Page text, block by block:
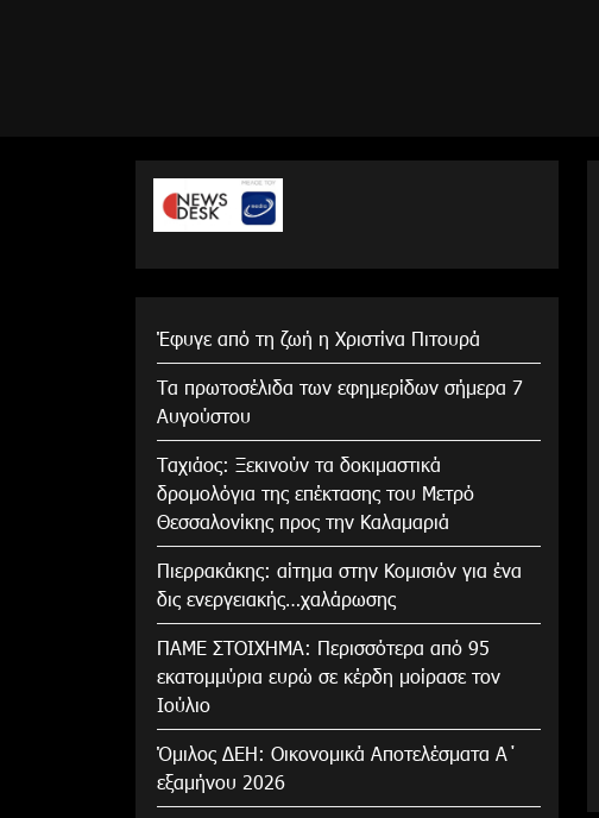
Έφυγε από τη ζωή η Χριστίνα Πιτουρά
Τα πρωτοσέλιδα των εφημερίδων σήμερα 7
Αυγούστου
Tαχιάος: Ξεκινούν τα δοκιμαστικά
δρομολόγια της επέκτασης του Μετρό
Θεσσαλονίκης προς την Καλαμαριά
Πιερρακάκης: αίτημα στην Κομισιόν για ένα
δις ενεργειακής…χαλάρωσης
ΠΑΜΕ ΣΤΟΙΧΗΜΑ: Περισσότερα από 95
εκατομμύρια ευρώ σε κέρδη μοίρασε τον
Ιούλιο
Όμιλος ΔΕΗ: Οικονομικά Αποτελέσματα Α΄
εξαμήνου 2026